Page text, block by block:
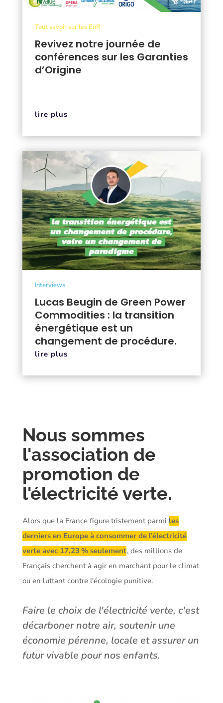
Revivez notre journée de
conférences sur les Garanties
d’Origine
Tout savoir sur les EnR
lire plus
Lucas Beugin de Green Power
Commodities : la transition
énergétique est un
changement de procédure.
Interviews
lire plus
Nous sommes
l'association de
promotion de
l'électricité verte.
Alors que la France figure tristement parmi les
derniers en Europe à consommer de l’électricité
verte avec 17,23 % seulement, des millions de
Français cherchent à agir en marchant pour le climat
ou en luttant contre l'écologie punitive.
Faire le choix de l'électricité verte, c'est
décarboner notre air, soutenir une
économie pérenne, locale et assurer un
futur vivable pour nos enfants.